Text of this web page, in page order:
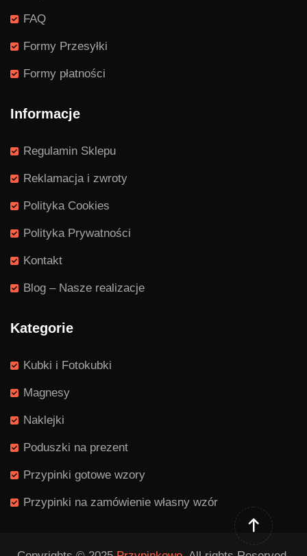
FAQ
Formy Przesyłki
Formy płatności
Informacje
Regulamin Sklepu
Reklamacja i zwroty
Polityka Cookies
Polityka Prywatności
Kontakt
Blog – Nasze realizacje
Kategorie
Kubki i Fotokubki
Magnesy
Naklejki
Poduszki na prezent
Przypinki gotowe wzory
Przypinki na zamówienie własny wzór